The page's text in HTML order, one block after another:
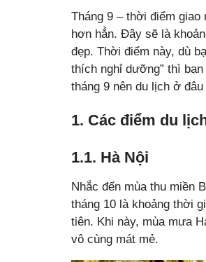
Tháng 9 – thời điểm
hơn hẳn. Đây sẽ là
đẹp. Thời điểm này, dù
thích nghỉ dưỡng” thì
tháng 9 nên du lịch ở
1. Các điểm du
1.1. Hà Nội
Nhắc đến mùa thu miền
tháng 10 là khoảng thời
tiên. Khi này, mùa mưa
vô cùng mát mẻ.